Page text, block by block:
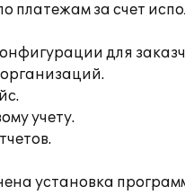
платежам за счет
для
учету.
установка